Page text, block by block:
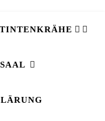
TINTENKRÄHE